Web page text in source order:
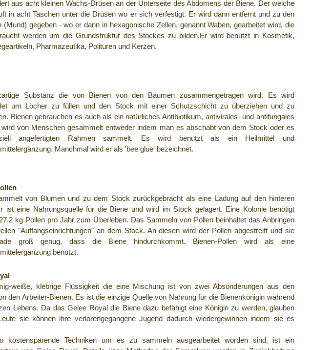
aus acht kleinen Wachs-Drüsen an der Unterseite des Abdomens der Biene. Der weiche
in acht Taschen unter die Drüsen wo er sich verfestigt. Er wird dann entfernt und zu den
(Mund) gegeben - wo er dann in hexagonische Zellen, genannt Waben, gearbeitet wird, die
werden um die Grundstruktur des Stockes zu bilden.Er wird benutzt in Kosmetik,
Pharmazeutika, Polituren und Kerzen.
Substanz die von Bienen von den Bäumen zusammengetragen wird. Es wird
um Löcher zu füllen und den Stock mit einer Schutzschicht zu überziehen und zu
Bienen gebrauchen es auch als ein natürliches Antibiotikum, antivirales- und antifungales
von Menschen gesammelt entweder indem man es abschabt von dem Stock oder es
angefertigten Rahmen sammelt. Es wird benutzt als ein Heilmittel und
Manchmal wird er als 'bee glue' bezeichnet.
von Blumen und zu dem Stock zurückgebracht als eine Ladung auf den hinteren
ist eine Nahrungsquelle für die Biene und wird im Stock gelagert. Eine Kolonie benötigt
kg Pollen pro Jahr zum Überleben. Das Sammeln von Pollen beinhaltet das Anbringen
"Auffangseinrichtungen" an dem Stock. An diesen wird der Pollen abgestreift und sie
groß genug, dass die Biene hindurchkommt. Bienen-Pollen wird als eine
benutzt.
weiße, klebrige Flüssigkeit die eine Mischung ist von zwei Absonderungen aus den
den Arbeiter-Bienen. Es ist die einzige Quelle von Nahrung für die Bienenkönigin während
Lebens. Da das Gelee Royal die Biene dazu befähigt eine Königin zu werden, glauben
sie können ihre verlorengegangene Jugend dadurch wiedergewinnen indem sie es
kostensparende Techniken um es zu sammeln ausgearbeitet worden sind, ist ein